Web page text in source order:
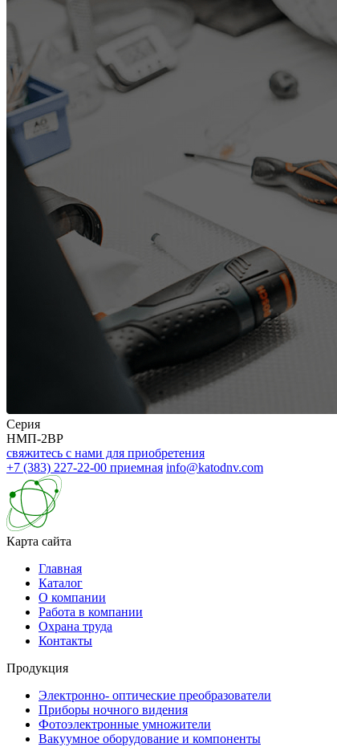
Серия
НМП-2ВР
свяжитесь с нами для приобретения
+7 (383) 227-22-00 приемная info@katodnv.com
Карта сайта
Главная
Каталог
О компании
Работа в компании
Охрана труда
Контакты
Продукция
Электронно- оптические преобразователи
Приборы ночного видения
Фотоэлектронные умножители
Вакуумное оборудование и компоненты